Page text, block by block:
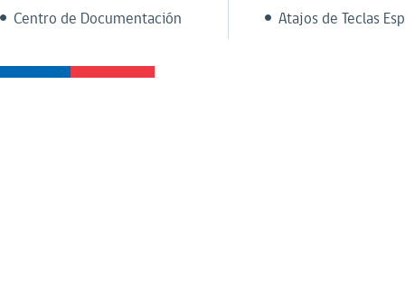
Centro de Documentación
Atajos de Teclas